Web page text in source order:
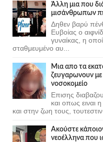
Άλλη μια που
μισάνθρωπων
Δηθεν βαρύ
Ευβοίας ο
γυναίκας, η
σταθμευμένο αυ...
Μια απο τα
ζευγαρωνουν με
νοσοκομείο
Επισης
και οπως ειναι η
και στην ζωη τους, τουτεστιν
Ακούστε
νεοέλληνα που